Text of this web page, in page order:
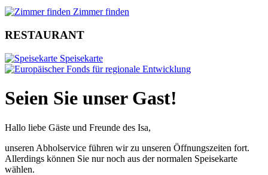
Zimmer finden
RESTAURANT
Speisekarte
Seien Sie unser Gast!
Hallo liebe Gäste und Freunde des Isa,
unseren Abholservice führen wir zu unseren Öffnungszeiten fort.
Allerdings können Sie nur noch aus der normalen Speisekarte
wählen.